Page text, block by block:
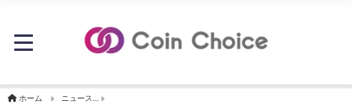
ホーム ニュース